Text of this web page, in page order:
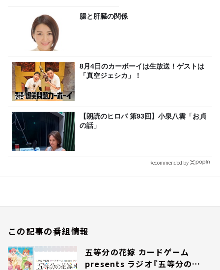
り
腸と肝臓の関係
8月4日のカーボーイは生放送！ゲストは
「真空ジェシカ」！
【朗読のヒロバ 第93回】小泉八雲「お貞
の話」
Recommended by
この記事の番組情報
五等分の花嫁 カードゲーム
presents ラジオ『五等分の花